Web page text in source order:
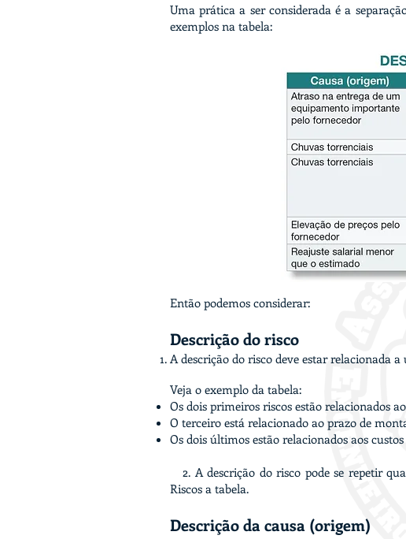
Uma prática a ser considerada é a
exemplos na tabela:
Então podemos considerar:
Descrição do risco
A descrição do risco deve estar relacionada
Veja o exemplo da tabela:
Os dois primeiros riscos estão relacionados
O terceiro está relacionado ao prazo de
Os dois últimos estão relacionados aos
2. A descrição do risco pode se repetir
Riscos a tabela.
Descrição da causa (origem)